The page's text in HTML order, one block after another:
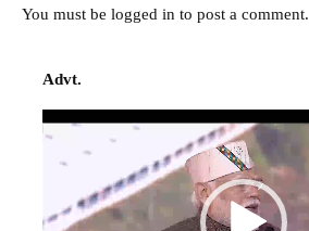
You must be logged in to post a comment.
Advt.
Video